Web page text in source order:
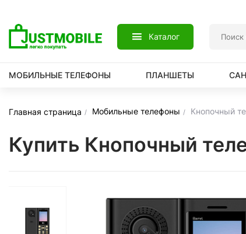
Каталог
МОБИЛЬНЫЕ ТЕЛЕФОНЫ ПЛАНШЕТЫ
Главная страница Мобильные телефоны Кнопочный
Купить Кнопочный